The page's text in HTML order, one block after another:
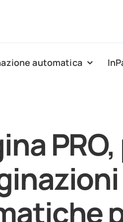
automatica